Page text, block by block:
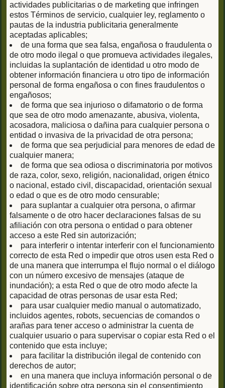
actividades publicitarias o de marketing que infringen
estos Términos de servicio, cualquier ley, reglamento o
pautas de la industria publicitaria generalmente
aceptadas aplicables;
de una forma que sea falsa, engañosa o fraudulenta o
de otro modo ilegal o que promueva actividades ilegales,
incluidas la suplantación de identidad u otro modo de
obtener información financiera u otro tipo de información
personal de forma engañosa o con fines fraudulentos o
engañosos;
de forma que sea injurioso o difamatorio o de forma
que sea de otro modo amenazante, abusiva, violenta,
acosadora, maliciosa o dañina para cualquier persona o
entidad o invasiva de la privacidad de otra persona;
de forma que sea perjudicial para menores de edad de
cualquier manera;
de forma que sea odiosa o discriminatoria por motivos
de raza, color, sexo, religión, nacionalidad, origen étnico
o nacional, estado civil, discapacidad, orientación sexual
o edad o que es de otro modo censurable;
para suplantar a cualquier otra persona, o afirmar
falsamente o de otro hacer declaraciones falsas de su
afiliación con otra persona o entidad o para obtener
acceso a este Red sin autorización;
para interferir o intentar interferir con el funcionamiento
correcto de esta Red o impedir que otros usen esta Red o
de una manera que interrumpa el flujo normal o el diálogo
con un número excesivo de mensajes (ataque de
inundación); a esta Red o que de otro modo afecte la
capacidad de otras personas de usar esta Red;
para usar cualquier medio manual o automatizado,
incluidos agentes, robots, secuencias de comandos o
arañas para tener acceso o administrar la cuenta de
cualquier usuario o para supervisar o copiar esta Red o el
contenido que esta incluye;
para facilitar la distribución ilegal de contenido con
derechos de autor;
en una manera que incluya información personal o de
identificación sobre otra persona sin el consentimiento